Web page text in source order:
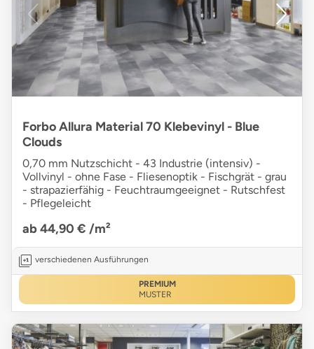
Forbo Allura Material 70 Klebevinyl - Blue
Clouds
0,70 mm Nutzschicht - 43 Industrie (intensiv) -
Vollvinyl - ohne Fase - Fliesenoptik - Fischgrät - grau
- strapazierfähig - Feuchtraumgeeignet - Rutschfest
- Pflegeleicht
ab 44,90 € /m²
verschiedenen Ausführungen
PREMIUM
MUSTER